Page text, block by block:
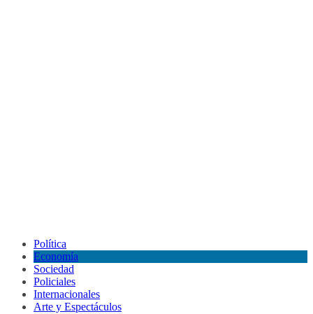
Política
Economía
Sociedad
Policiales
Internacionales
Arte y Espectáculos